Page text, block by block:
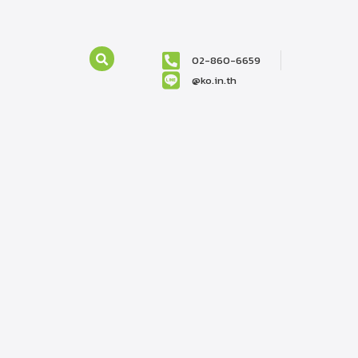
02-860-6659
@ko.in.th